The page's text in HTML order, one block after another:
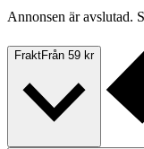
Annonsen är avslutad.
FraktFrån 59 kr